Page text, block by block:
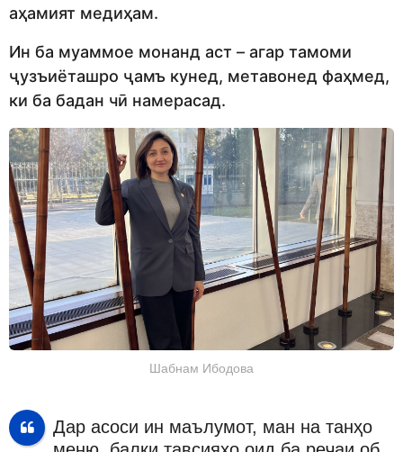
аҳамият медиҳам.
Ин ба муаммое монанд аст – агар тамоми
ҷузъиёташро ҷамъ кунед, метавонед фаҳмед,
ки ба бадан чӣ намерасад.
Шабнам Ибодова
Дар асоси ин маълумот, ман на танҳо